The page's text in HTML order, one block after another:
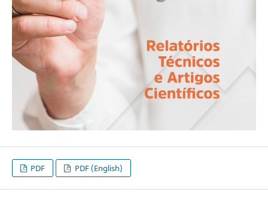
PDF PDF (English)